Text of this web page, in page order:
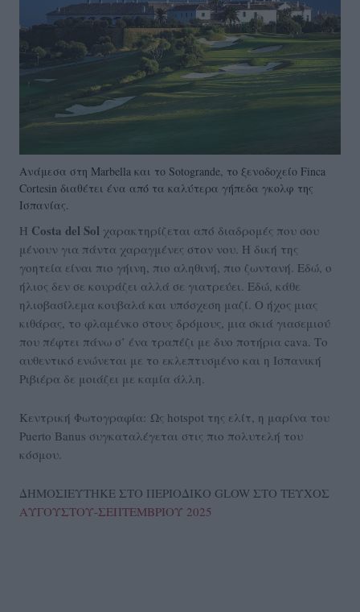
Ανάμεσα στη Marbella και το Sotogrande, το ξενοδοχείο Finca
Cortesin διαθέτει ένα από τα καλύτερα γήπεδα γκολφ της
Ισπανίας.
Η Costa del Sol χαρακτηρίζεται από διαδρομές που σου
μένουν για πάντα χαραγμένες στον νου. Η δική της
γοητεία είναι πιο γήινη, πιο αληθινή, πιο ζωντανή. Εδώ, ο
ήλιος δεν σε κουράζει αλλά σε γιατρεύει. Εδώ, κάθε
ηλιοβασίλεμα κουβαλά και υπόσχεση μαζί. Ο ήχος μιας
κιθάρας, το φλαμένκο στους δρόμους, μια σκιά γιασεμιού
που πέφτει πάνω σ’ ένα τραπέζι με δυο ποτήρια cava. Το
αυθεντικό ενώνεται με το εκλεπτυσμένο και η Ισπανική
Ριβιέρα δε μοιάζει με καμία άλλη.
Κεντρική Φωτογραφία: Ως hotspot της ελίτ, η μαρίνα του
Puerto Banus συγκαταλέγεται στις πιο πολυτελή του
κόσμου.
ΔΗΜΟΣΙΕΥΤΗΚΕ ΣΤΟ ΠΕΡΙΟΔΙΚΟ GLOW ΣΤΟ ΤΕΥΧΟΣ
ΑΥΓΟΥΣΤΟΥ-ΣΕΠΤΕΜΒΡΙΟΥ 2025